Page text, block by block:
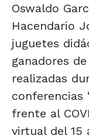
Oswaldo
Hacendario
juguetes
ganadores
realizadas
conferencias
frente al
virtual del 15